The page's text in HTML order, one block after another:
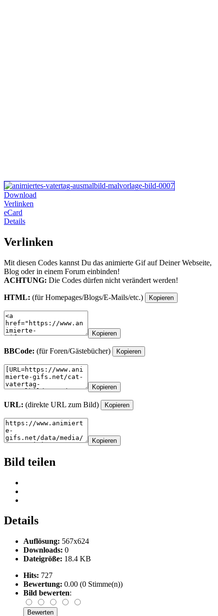
Download
Verlinken
eCard
Details
Verlinken
Mit diesen Codes kannst Du das animierte Gif auf Deiner Webseite,
Blog oder in einem Forum einbinden!
ACHTUNG: Die Codes dürfen nicht verändert werden!
HTML: (für Homepages/Blogs/E-Mails/etc.) Kopieren
Kopieren
BBCode: (für Foren/Gästebücher) Kopieren
Kopieren
URL: (direkte URL zum Bild) Kopieren
Kopieren
Bild teilen
Details
Auflösung: 567x624
Downloads: 0
Dateigröße: 18.4 KB
Hits: 727
Bewertung: 0.00 (0 Stimme(n))
Bild bewerten: